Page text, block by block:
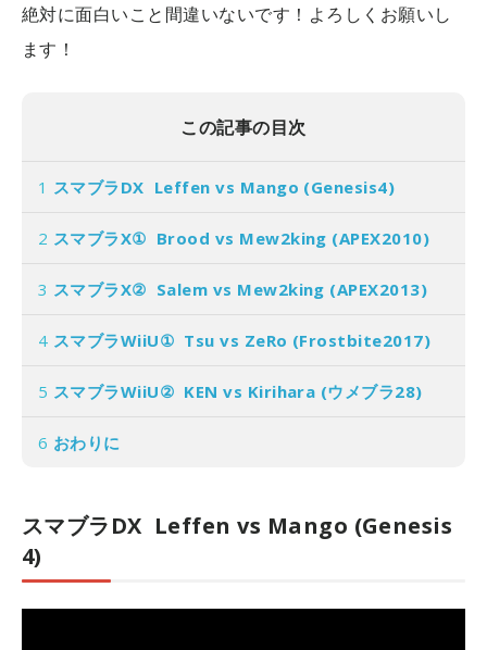
絶対に面白いこと間違いないです！よろしくお願いし
ます！
この記事の目次
1 スマブラDX Leffen vs Mango (Genesis4)
2 スマブラX① Brood vs Mew2king (APEX2010)
3 スマブラX② Salem vs Mew2king (APEX2013)
4 スマブラWiiU① Tsu vs ZeRo (Frostbite2017)
5 スマブラWiiU② KEN vs Kirihara (ウメブラ28)
6 おわりに
スマブラDX Leffen vs Mango (Genesis
4)